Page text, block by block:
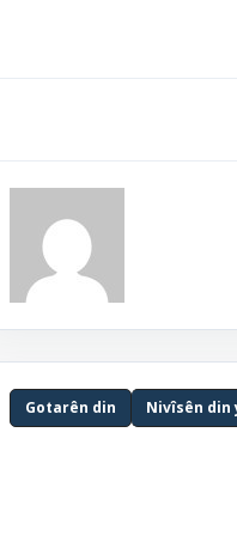
Gotarên din Nivîsên din